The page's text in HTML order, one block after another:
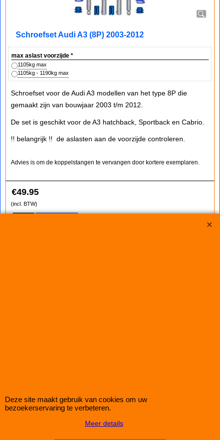
Schroefset Audi A3 (8P) 2003-2012
max aslast voorzijde *
1105kg max
1105kg - 1190kg max
Schroefset voor de Audi A3 modellen van het type 8P die
gemaakt zijn van bouwjaar 2003 t/m 2012.
De set is geschikt voor de A3 hatchback, Sportback en Cabrio.
!! belangrijk !! de aslasten aan de voorzijde controleren.
Advies is om de koppelstangen te vervangen door kortere exemplaren.
€49.95
(incl. BTW)
Geschikt voor M10 en M12
Verstelbereik dmv Adapters:
1) 15 t/m 20cm
Deze site maakt gebruik van cookies om uw
bezoekerservaring te verbeteren.
Meer details